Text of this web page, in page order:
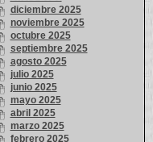
diciembre 2025
noviembre 2025
octubre 2025
septiembre 2025
agosto 2025
julio 2025
junio 2025
mayo 2025
abril 2025
marzo 2025
febrero 2025